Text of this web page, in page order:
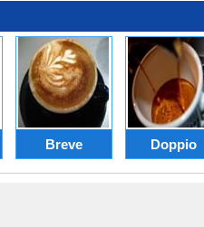
Breve Doppio